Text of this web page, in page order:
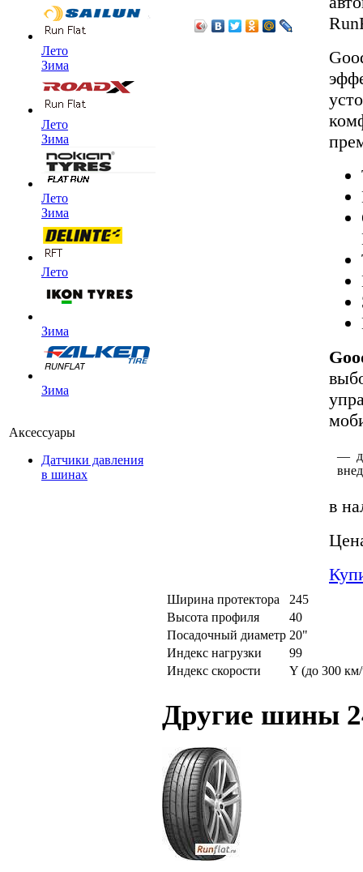
Лето
Зима
Лето
Зима
Лето
Зима
Лето
Зима
Зима
Аксессуары
Датчики давления
в шинах
—
в
Ширина протектора
245
Высота профиля
40
Посадочный диаметр 20"
Индекс нагрузки
99
Индекс скорости
Y (до 300
Другие шины